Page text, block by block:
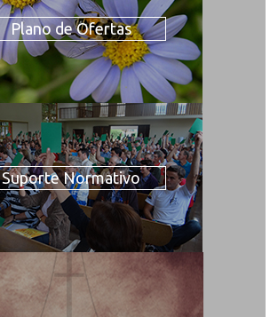
Plano de Ofertas
Suporte Normativo